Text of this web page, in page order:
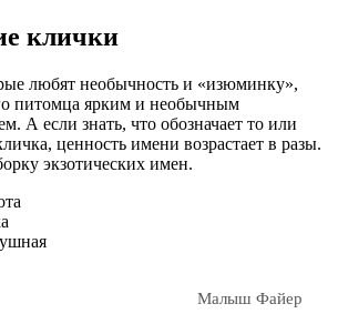
клички
любят необычность и «изюминку»,
питомца ярким и необычным
А если знать, что обозначает то или
ценность имени возрастает в разы.
экзотических имен.
Малыш Файер